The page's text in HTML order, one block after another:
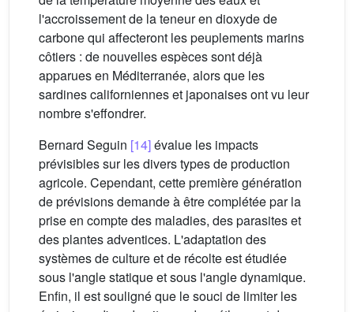
l'accroissement de la teneur en dioxyde de
carbone qui affecteront les peuplements marins
côtiers : de nouvelles espèces sont déjà
apparues en Méditerranée, alors que les
sardines californiennes et japonaises ont vu leur
nombre s'effondrer.
Bernard Seguin [14]évalue les impacts
prévisibles sur les divers types de production
agricole. Cependant, cette première génération
de prévisions demande à être complétée par la
prise en compte des maladies, des parasites et
des plantes adventices. L'adaptation des
systèmes de culture et de récolte est étudiée
sous l'angle statique et sous l'angle dynamique.
Enfin, il est souligné que le souci de limiter les